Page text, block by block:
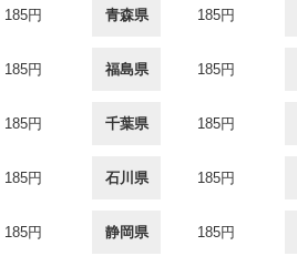
185円 青森県 185円
185円 福島県 185円
185円 千葉県 185円
185円 石川県 185円
185円 静岡県 185円